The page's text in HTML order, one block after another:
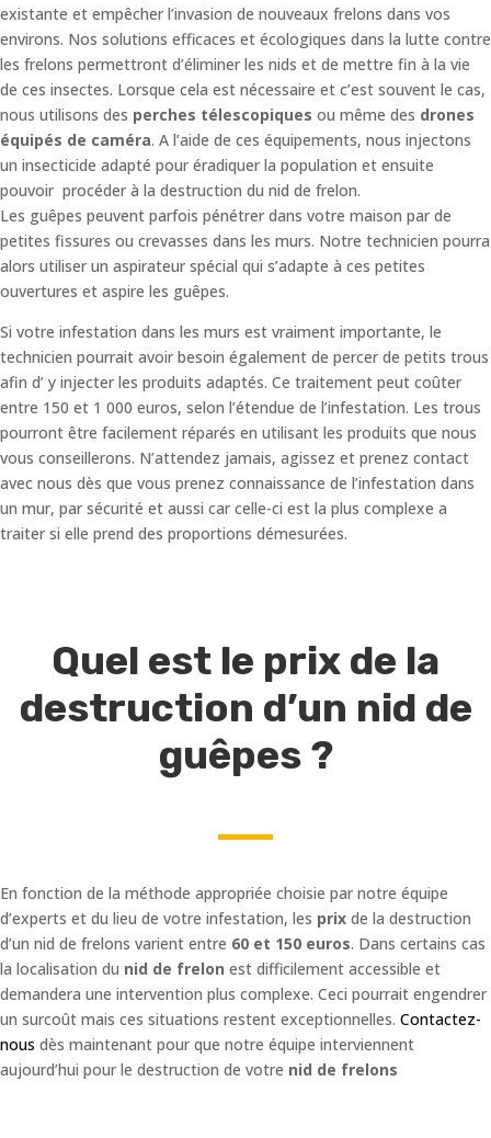
existante et empêcher l’invasion de nouveaux frelons dans vos
environs. Nos solutions efficaces et écologiques dans la lutte contre
les frelons permettront d’éliminer les nids et de mettre fin à la vie
de ces insectes. Lorsque cela est nécessaire et c’est souvent le cas,
nous utilisons des perches télescopiques ou même des drones
équipés de caméra. A l’aide de ces équipements, nous injectons
un insecticide adapté pour éradiquer la population et ensuite
pouvoir procéder à la destruction du nid de frelon.
Les guêpes peuvent parfois pénétrer dans votre maison par de
petites fissures ou crevasses dans les murs. Notre technicien pourra
alors utiliser un aspirateur spécial qui s’adapte à ces petites
ouvertures et aspire les guêpes.
Si votre infestation dans les murs est vraiment importante, le
technicien pourrait avoir besoin également de percer de petits trous
afin d’ y injecter les produits adaptés. Ce traitement peut coûter
entre 150 et 1 000 euros, selon l’étendue de l’infestation. Les trous
pourront être facilement réparés en utilisant les produits que nous
vous conseillerons. N’attendez jamais, agissez et prenez contact
avec nous dès que vous prenez connaissance de l’infestation dans
un mur, par sécurité et aussi car celle-ci est la plus complexe a
traiter si elle prend des proportions démesurées.
Quel est le prix de la
destruction d’un nid de
guêpes ?
En fonction de la méthode appropriée choisie par notre équipe
d’experts et du lieu de votre infestation, les prix de la destruction
d’un nid de frelons varient entre 60 et 150 euros. Dans certains cas
la localisation du nid de frelon est difficilement accessible et
demandera une intervention plus complexe. Ceci pourrait engendrer
un surcoût mais ces situations restent exceptionnelles. Contactez-
nous dès maintenant pour que notre équipe interviennent
aujourd’hui pour le destruction de votre nid de frelons